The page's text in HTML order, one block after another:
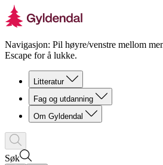
Navigasjon: Pil høyre/venstre mellom
Escape for å lukke.
Litteratur
Fag og utdanning
Om Gyldendal
Søk